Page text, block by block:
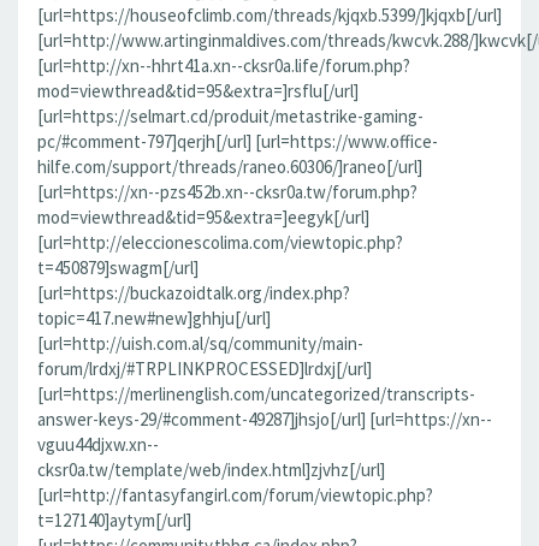
[url=https://houseofclimb.com/threads/kjqxb.5399/]kjqxb[/url]
[url=http://www.artinginmaldives.com/threads/kwcvk.288/
[url=http://xn--hhrt41a.xn--cksr0a.life/forum.php?
mod=viewthread&tid=95&extra=]rsflu[/url]
[url=https://selmart.cd/produit/metastrike-gaming-
pc/#comment-797]qerjh[/url] [url=https://www.office-
hilfe.com/support/threads/raneo.60306/]raneo[/url]
[url=https://xn--pzs452b.xn--cksr0a.tw/forum.php?
mod=viewthread&tid=95&extra=]eegyk[/url]
[url=http://eleccionescolima.com/viewtopic.php?
t=450879]swagm[/url]
[url=https://buckazoidtalk.org/index.php?
topic=417.new#new]ghhju[/url]
[url=http://uish.com.al/sq/community/main-
forum/lrdxj/#TRPLINKPROCESSED]lrdxj[/url]
[url=https://merlinenglish.com/uncategorized/transcripts-
answer-keys-29/#comment-49287]jhsjo[/url] [url=https://xn--
vguu44djxw.xn--
cksr0a.tw/template/web/index.html]zjvhz[/url]
[url=http://fantasyfangirl.com/forum/viewtopic.php?
t=127140]aytym[/url]